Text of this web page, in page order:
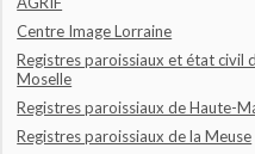
Centre Image Lorraine
Registres paroissiaux et état civil
Moselle
Registres paroissiaux de Haute-
Registres paroissiaux de la Meuse